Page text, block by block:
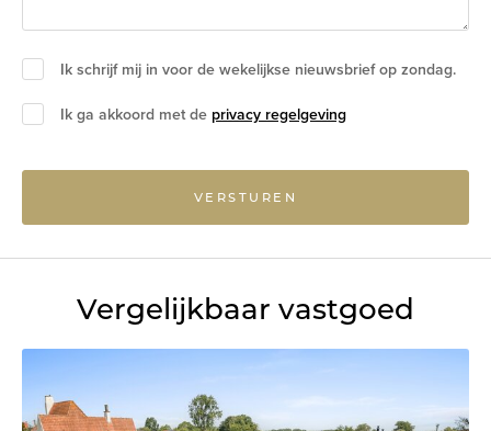
Ik schrijf mij in voor de wekelijkse nieuwsbrief op zondag.
Ik ga akkoord met de privacy regelgeving
VERSTUREN
Vergelijkbaar vastgoed